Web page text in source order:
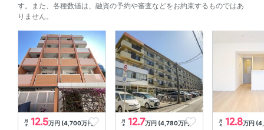
す。また、各種数値は、融資の予約や審査などをお約束するものではあ
りません。
月
々 12.5万円 (4,700万円) 月
々 12.7万円 (4,780万円) 月
々 12.8万円